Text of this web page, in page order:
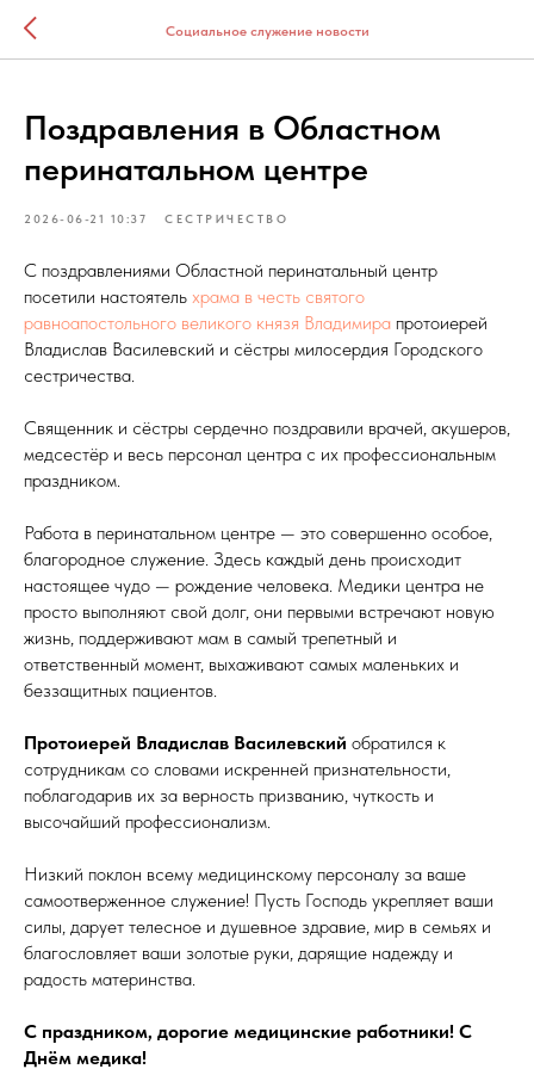
Социальное служение новости
Поздравления в Областном
перинатальном центре
2026-06-21 10:37 СЕСТРИЧЕСТВО
С поздравлениями Областной перинатальный центр
посетили настоятель храма в честь святого
равноапостольного великого князя Владимира протоиерей
Владислав Василевский и сёстры милосердия Городского
сестричества.
Священник и сёстры сердечно поздравили врачей, акушеров,
медсестёр и весь персонал центра с их профессиональным
праздником.
Работа в перинатальном центре — это совершенно особое,
благородное служение. Здесь каждый день происходит
настоящее чудо — рождение человека. Медики центра не
просто выполняют свой долг, они первыми встречают новую
жизнь, поддерживают мам в самый трепетный и
ответственный момент, выхаживают самых маленьких и
беззащитных пациентов.
Протоиерей Владислав Василевский обратился к
сотрудникам со словами искренней признательности,
поблагодарив их за верность призванию, чуткость и
высочайший профессионализм.
Низкий поклон всему медицинскому персоналу за ваше
самоотверженное служение! Пусть Господь укрепляет ваши
силы, дарует телесное и душевное здравие, мир в семьях и
благословляет ваши золотые руки, дарящие надежду и
радость материнства.
С праздником, дорогие медицинские работники! С
Днём медика!